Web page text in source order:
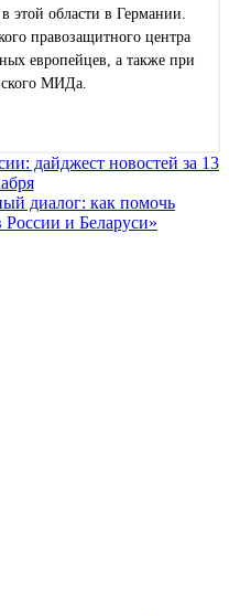
этой области в Германии.
правозащитного центра
европейцев, а также при
МИДа.
дайджест новостей за 13
диалог: как помочь
и Беларуси»